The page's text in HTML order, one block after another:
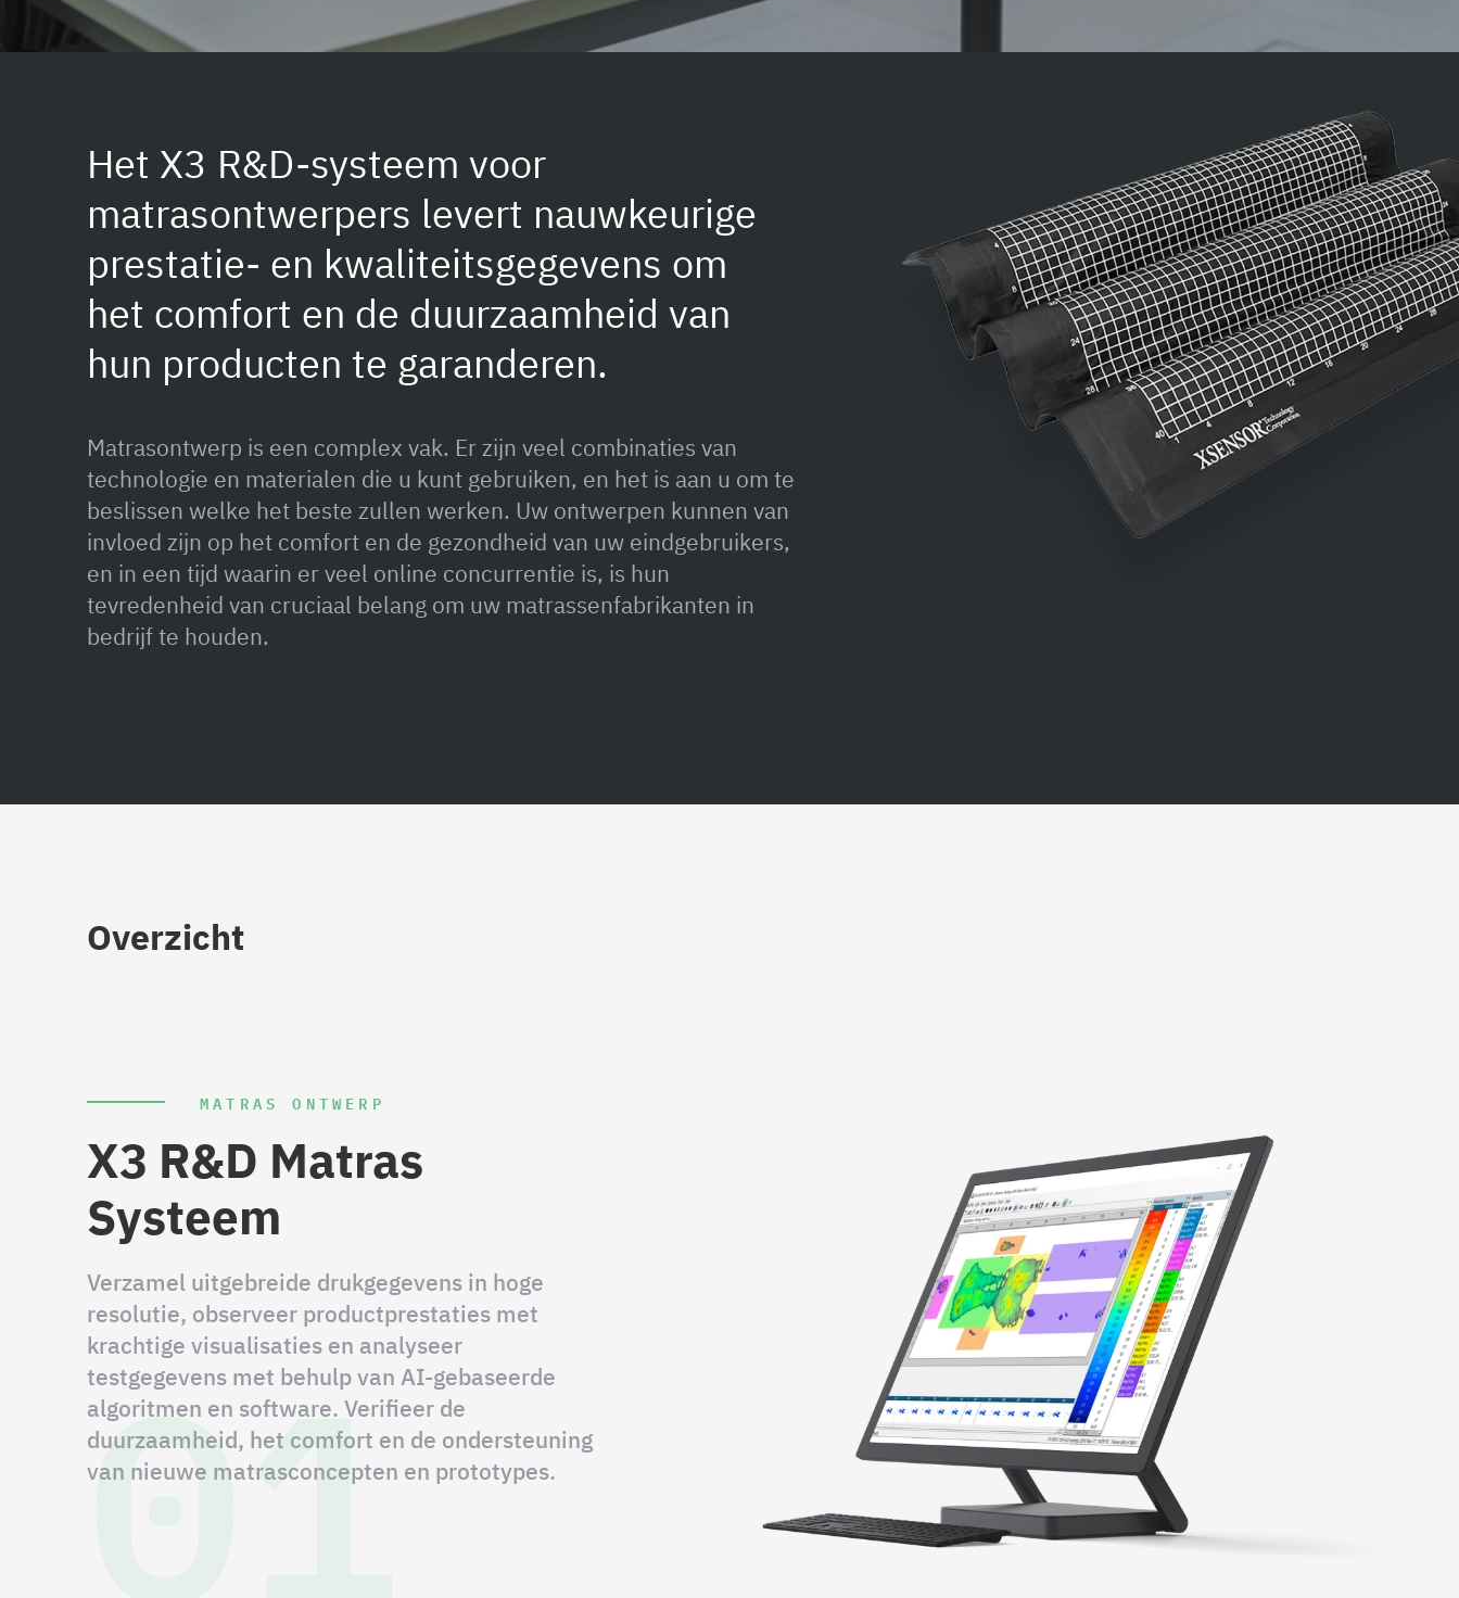
Het X3 R&D-systeem voor
matrasontwerpers levert nauwkeurige
prestatie- en kwaliteitsgegevens om
het comfort en de duurzaamheid van
hun producten te garanderen.
Matrasontwerp is een complex vak. Er zijn veel combinaties van
technologie en materialen die u kunt gebruiken, en het is aan u om te
beslissen welke het beste zullen werken. Uw ontwerpen kunnen van
invloed zijn op het comfort en de gezondheid van uw eindgebruikers,
en in een tijd waarin er veel online concurrentie is, is hun
tevredenheid van cruciaal belang om uw matrassenfabrikanten in
bedrijf te houden.
Overzicht
MATRAS ONTWERP
X3 R&D Matras
Systeem
Verzamel uitgebreide drukgegevens in hoge
resolutie, observeer productprestaties met
krachtige visualisaties en analyseer
testgegevens met behulp van AI-gebaseerde
algoritmen en software. Verifieer de
duurzaamheid, het comfort en de ondersteuning
van nieuwe matrasconcepten en prototypes.
01